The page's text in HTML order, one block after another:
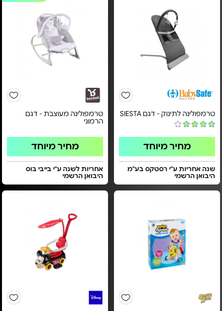
טרמפולינה לתינוק - דגם SIESTA
מחיר מיוחד
שנה אחריות ע"י רסטקס בע"מ
היבואן הרשמי
טרמפולינה מעוצבת - דגם
הרמוני
מחיר מיוחד
אחריות לשנה ע"י בייבי בוס
היבואן הרשמי